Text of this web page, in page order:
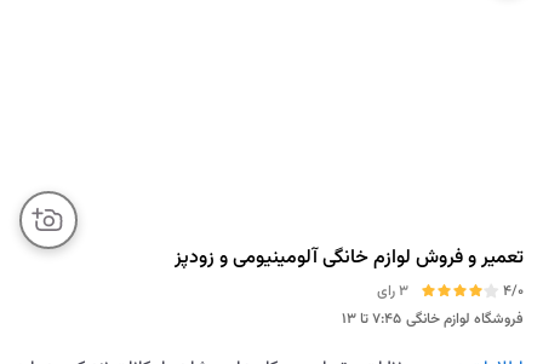
تعمیر و فروش لوازم خانگی آلومینیومی و زودپز
4/0
3 رای
فروشگاه لوازم خانگی ۷:۴۵ تا ۱۳